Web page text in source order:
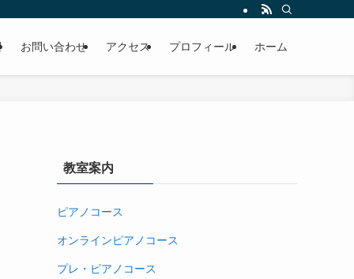
お問い合わせ アクセス プロフィール ホーム
教室案内
ピアノコース
オンラインピアノコース
プレ・ピアノコース